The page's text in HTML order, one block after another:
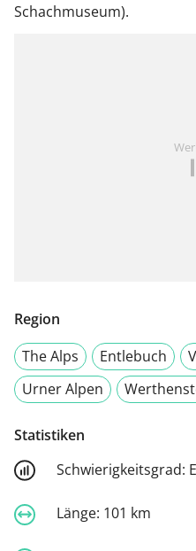
Schachmuseum).
Region
The Alps
Entlebuch
Urner Alpen
Statistiken
Schwierigkeitsgrad:
Länge: 101 km